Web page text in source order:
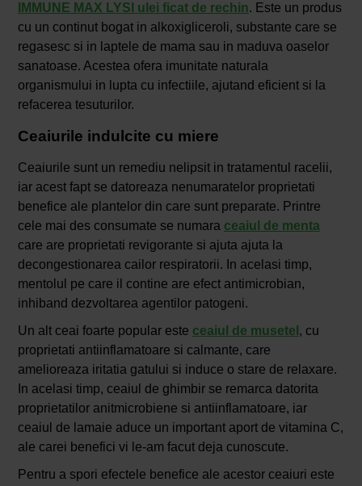
IMMUNE MAX LYSI ulei ficat de rechin. Este un produs
cu un continut bogat in alkoxigliceroli, substante care se
regasesc si in laptele de mama sau in maduva oaselor
sanatoase. Acestea ofera imunitate naturala
organismului in lupta cu infectiile, ajutand eficient si la
refacerea tesuturilor.
Ceaiurile indulcite cu miere
Ceaiurile sunt un remediu nelipsit in tratamentul racelii,
iar acest fapt se datoreaza nenumaratelor proprietati
benefice ale plantelor din care sunt preparate. Printre
cele mai des consumate se numara ceaiul de menta
care are proprietati revigorante si ajuta ajuta la
decongestionarea cailor respiratorii. In acelasi timp,
mentolul pe care il contine are efect antimicrobian,
inhiband dezvoltarea agentilor patogeni.
Un alt ceai foarte popular este ceaiul de musetel , cu
proprietati antiinflamatoare si calmante, care
amelioreaza iritatia gatului si induce o stare de relaxare.
In acelasi timp, ceaiul de ghimbir se remarca datorita
proprietatilor anitmicrobiene si antiinflamatoare, iar
ceaiul de lamaie aduce un important aport de vitamina C,
ale carei benefici vi le-am facut deja cunoscute.
Pentru a spori efectele benefice ale acestor ceaiuri este